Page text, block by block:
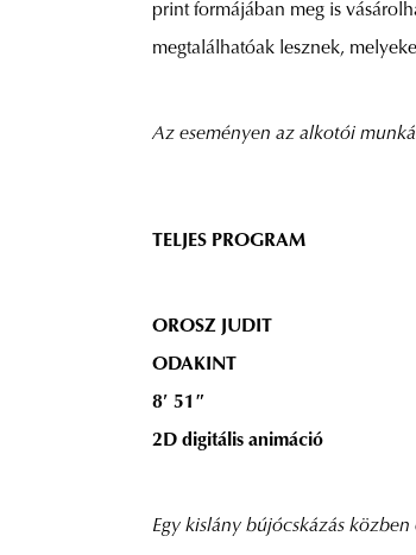
print formájában meg is
megtalálhatóak lesznek,
Az eseményen az alkotói
TELJES PROGRAM
OROSZ JUDIT
ODAKINT
8′ 51″
2D digitális animáció
Egy kislány bújócskázás